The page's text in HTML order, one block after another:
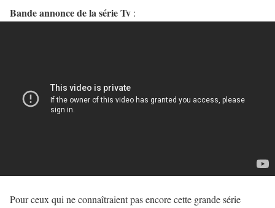
Bande annonce de la série Tv :
Pour ceux qui ne connaîtraient pas encore cette grande série